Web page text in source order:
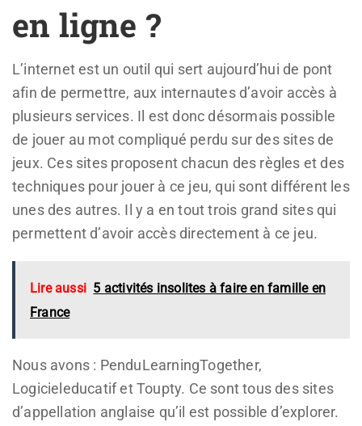
en ligne ?
L’internet est un outil qui sert aujourd’hui de pont
afin de permettre, aux internautes d’avoir accès à
plusieurs services. Il est donc désormais possible
de jouer au mot compliqué perdu sur des sites de
jeux. Ces sites proposent chacun des règles et des
techniques pour jouer à ce jeu, qui sont différent les
unes des autres. Il y a en tout trois grand sites qui
permettent d’avoir accès directement à ce jeu.
Lire aussi 5 activités insolites à faire en famille en
France
Nous avons : PenduLearningTogether,
Logicieleducatif et Toupty. Ce sont tous des sites
d’appellation anglaise qu’il est possible d’explorer.